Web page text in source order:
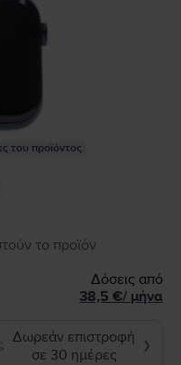
του προϊόντος
το προϊόν
Δόσεις από
38,5 €/ μήνα
Δωρεάν επιστροφή
σε 30 ημέρες
❯